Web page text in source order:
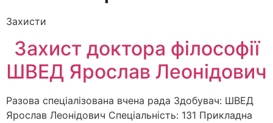
Захисти
Захист доктора філософії
ШВЕД Ярослав Леонідович
Разова спеціалізована вчена рада Здобувач: ШВЕД
Ярослав Леонідович Спеціальність: 131 Прикладна